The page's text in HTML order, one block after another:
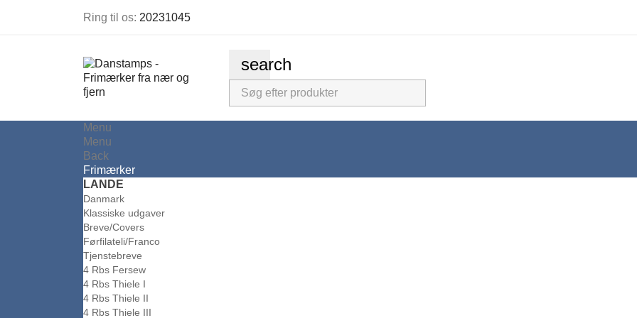
Ring til os: 20231045
search
Menu
Menu
Back
Frimærker
LANDE
Danmark
Klassiske udgaver
Breve/Covers
Førfilateli/Franco
Tjenstebreve
4 Rbs Fersew
4 Rbs Thiele I
4 Rbs Thiele II
4 Rbs Thiele III